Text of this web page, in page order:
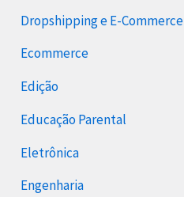
Dropshipping e E-Commerce
Ecommerce
Edição
Educação Parental
Eletrônica
Engenharia